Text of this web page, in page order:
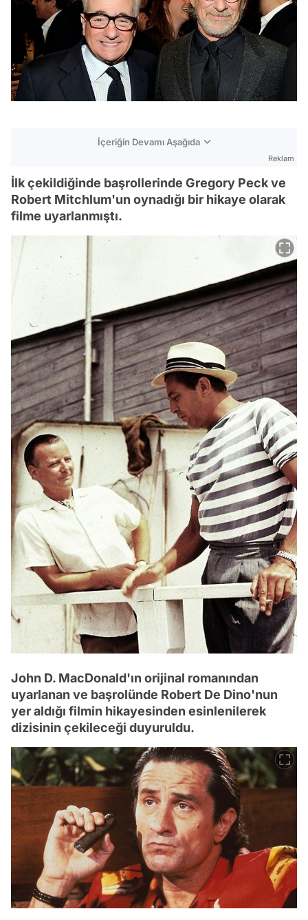
İçeriğin Devamı Aşağıda
Reklam
İlk çekildiğinde başrollerinde Gregory Peck ve
Robert Mitchlum'un oynadığı bir hikaye olarak
filme uyarlanmıştı.
John D. MacDonald'ın orijinal romanından
uyarlanan ve başrolünde Robert De Dino'nun
yer aldığı filmin hikayesinden esinlenilerek
dizisinin çekileceği duyuruldu.